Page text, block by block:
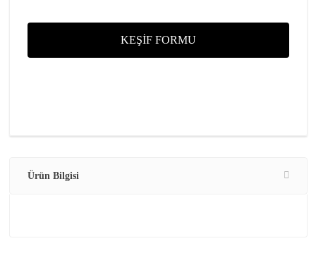
KEŞİF FORMU
Ürün Bilgisi